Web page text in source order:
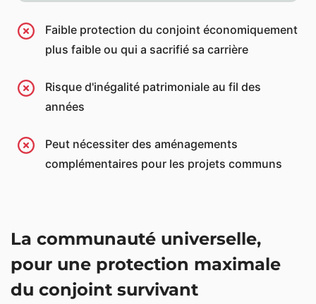
Faible protection du conjoint économiquement
plus faible ou qui a sacrifié sa carrière
Risque d'inégalité patrimoniale au fil des
années
Peut nécessiter des aménagements
complémentaires pour les projets communs
La communauté universelle,
pour une protection maximale
du conjoint survivant